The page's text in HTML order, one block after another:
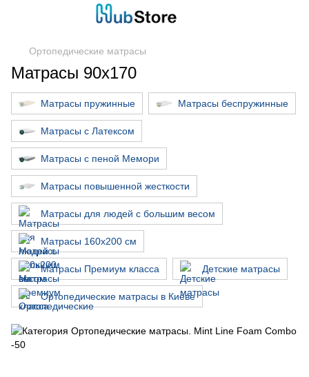
Ортопедические матрасы
Матрасы 90x170
Матрасы пружинные Матрасы беспружинные
Матрасы с Латексом
Матрасы с пеной Мемори
Матрасы повышенной жесткости
Матрасы для людей с большим весом
Матрасы 160х200 см
Матрасы Премиум класса Детские матрасы
Ортопедические матрасы в Киеве